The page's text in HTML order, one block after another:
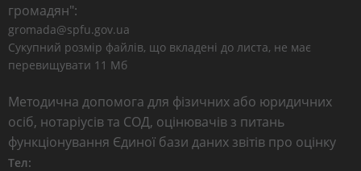
громадян":
gromada@spfu.gov.ua
Сукупний розмір файлів, що вкладені до листа, не має
перевищувати 11 Мб
Методична допомога для фізичних або юридичних
осіб, нотаріусів та СОД, оцінювачів з питань
функціонування Єдиної бази даних звітів про оцінку
Тел: